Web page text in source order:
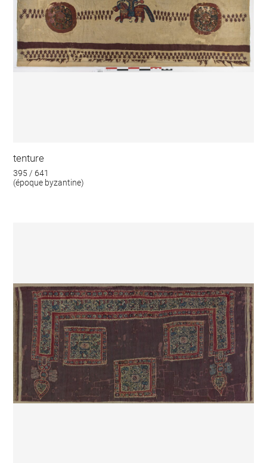
tenture
395 / 641
(époque byzantine)